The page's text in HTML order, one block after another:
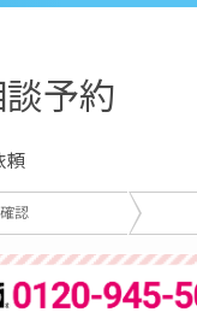
予約
頼
認